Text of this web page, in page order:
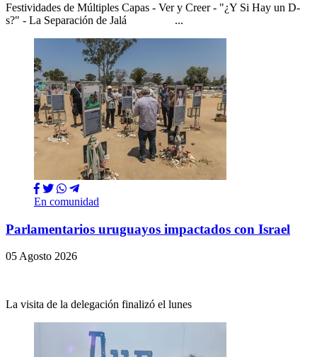
Festividades de Múltiples Capas - Ver y Creer - "¿Y Si Hay un D-
s?" - La Separación de Jalá ...
En comunidad
Parlamentarios uruguayos impactados con Israel
05 Agosto 2026
La visita de la delegación finalizó el lunes